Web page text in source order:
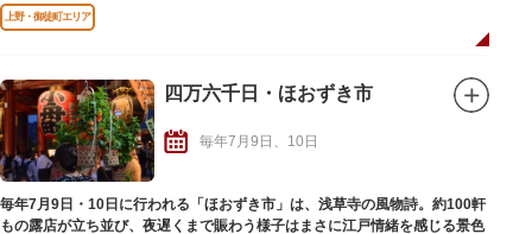
輿といわれる大神輿と鳳輦（ほうれん）行列が町内を廻ります。大太鼓の前
触れに続き、猿田彦、巫女、供奉員ら鳳輦行列が粛々と進み、その後に大神
に広がります。上野公園から上野広小路一帯を大行列となって巡幸する光景
は、圧巻です。神賑行事は毎年行われ、町神輿の巡行や里神楽奉納、巫女
舞・奉納弓道大会・奉納太鼓が行われ、多くの観光客でにぎわいます。
上野・御徒町エリア
四万六千日・ほおずき市
毎年7月9日、10日
毎年7月9日・10日に行われる「ほおずき市」は、浅草寺の風物詩。約100軒
もの露店が立ち並び、夜遅くまで賑わう様子はまさに江戸情緒を感じる景色